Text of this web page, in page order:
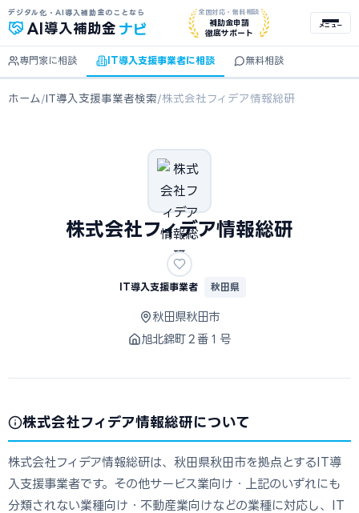
デジタル化・AI導入補助金のことなら
AI 導入補助金 ナビ
全国対応・無料相談
補助金申請
徹底サポート
メニュー
専門家に相談 IT導入支援事業者に相談 無料相談
ホーム /IT導入支援事業者検索/株式会社フィデア情報総研
株式会社フィデア情報総研
IT導入支援事業者 秋田県
秋田県秋田市
旭北錦町２番１号
株式会社フィデア情報総研について
株式会社フィデア情報総研は、秋田県秋田市を拠点とするIT導
入支援事業者です。その他サービス業向け・上記のいずれにも
分類されない業種向け・不動産業向けなどの業種に対応し、IT